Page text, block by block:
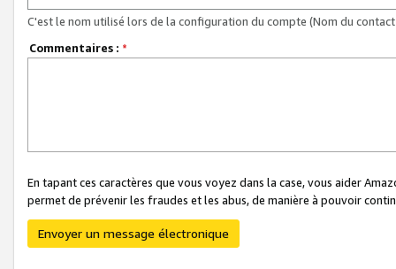
C'est le nom utilisé lors de la configuration du compte (Nom du
Commentaires : *
En tapant ces caractères que vous voyez dans la case, vous aider
permet de prévenir les fraudes et les abus, de manière à pouvoir
Envoyer un message électronique